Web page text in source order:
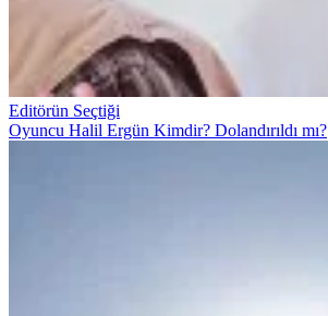
Editörün Seçtiği
Oyuncu Halil Ergün Kimdir? Dolandırıldı mı?